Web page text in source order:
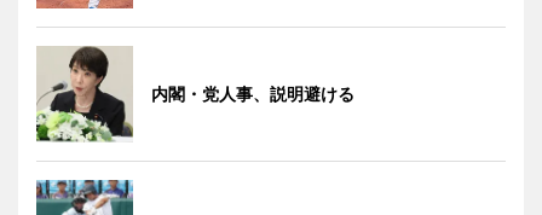
内閣・党人事、説明避ける